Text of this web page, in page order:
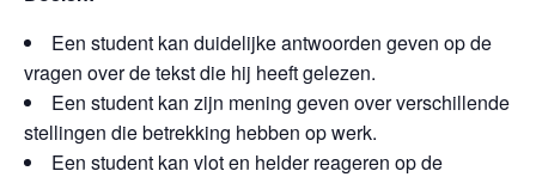
Een student kan duidelijke antwoorden geven op de
vragen over de tekst die hij heeft gelezen.
Een student kan zijn mening geven over verschillende
stellingen die betrekking hebben op werk.
Een student kan vlot en helder reageren op de